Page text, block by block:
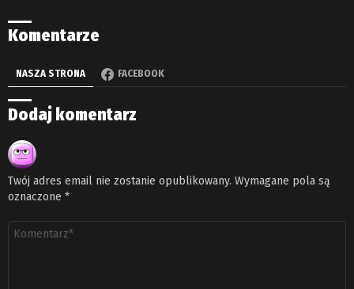
Komentarze
NASZA STRONA FACEBOOK
Dodaj komentarz
Twój adres email nie zostanie opublikowany. Wymagane pola są
oznaczone *